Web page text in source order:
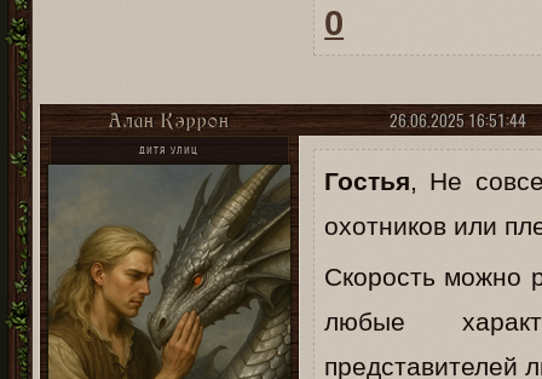
0
26.06.2025 16:51:44
Алан Кэррон
ДИТЯ УЛИЦ
Гостья, Не
охотников или
Скорость можно
любые
представителей